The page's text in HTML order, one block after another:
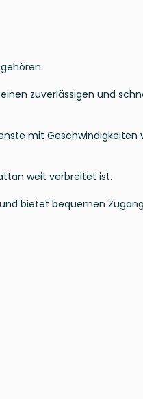
zuverlässigen und
mit Geschwindigkeiten
weit verbreitet ist.
bietet bequemen